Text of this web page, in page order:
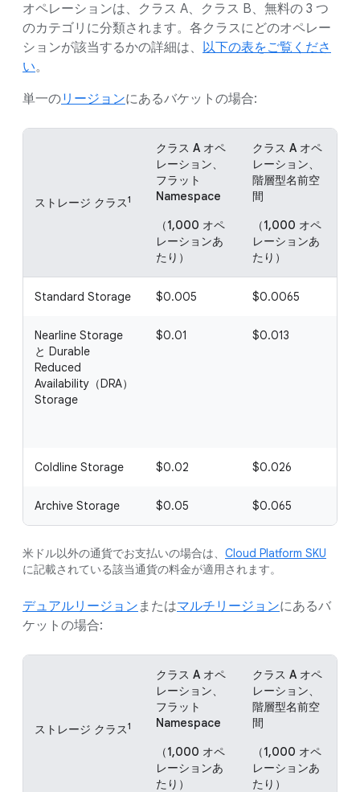
オペレーションは、クラス A、クラス B、無料の 3 つ
のカテゴリに分類されます。各クラスにどのオペレー
ションが該当するかの詳細は、 以下の表をご覧くださ
い。
単一のリージョンにあるバケットの場合:
ストレージ クラス1
クラス A オペ
レーション、
フラット
Namespace
（1,000 オペ
レーションあ
たり）
クラス A オペ
レーション、
階層型名前空
間
（1,000 オペ
レーションあ
たり）
Standard Storage $0.005 $0.0065
Nearline Storage
と Durable
Reduced
Availability（DRA）
Storage
$0.01 $0.013
Coldline Storage $0.02 $0.026
Archive Storage $0.05 $0.065
米ドル以外の通貨でお支払いの場合は、 Cloud Platform SKU
に記載されている該当通貨の料金が適用されます。
デュアルリージョン またはマルチリージョンにあるバ
ケットの場合:
ストレージ クラス1
クラス A オペ
レーション、
フラット
Namespace
（1,000 オペ
レーションあ
たり）
クラス A オペ
レーション、
階層型名前空
間
（1,000 オペ
レーションあ
たり）